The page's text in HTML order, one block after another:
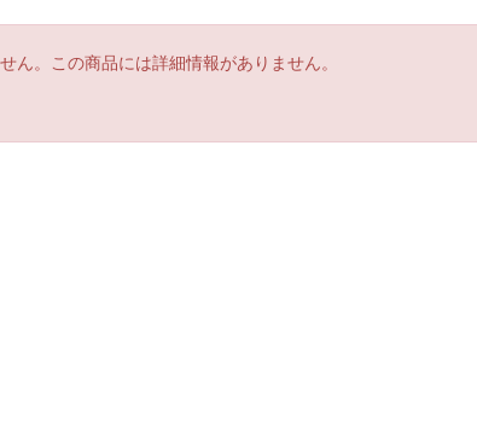
ん。この商品には詳細情報がありません。